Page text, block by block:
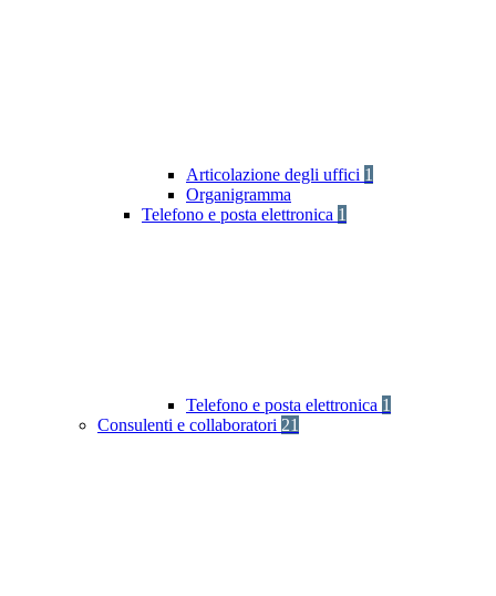
Articolazione degli uffici 1
Organigramma
Telefono e posta elettronica 1
Telefono e posta elettronica 1
Consulenti e collaboratori 21